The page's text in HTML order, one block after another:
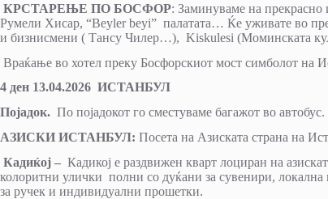
КРСТАРЕЊЕ ПО БОСФОР: Заминуваме на
Румели Хисар, “Beyler beyi” палатата… Ќе уживате во
и бизнисмени ( Тансу Чилер…), Kiskulesi (Моминската
Враќање во хотел преку Босфорскиот мост симболот на
4 ден 13.04.2026 ИСТАНБУЛ
Појадок. По појадокот го сместуваме багажот во
АЗИСКИ ИСТАНБУЛ: Посета на Азиската страна на
Кадиќој – Кадикој е раздвижен кварт лоциран на
колоритни улички полни со дуќани за сувенири,
за ручек и индивидуални прошетки.